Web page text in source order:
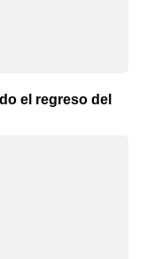
el regreso del